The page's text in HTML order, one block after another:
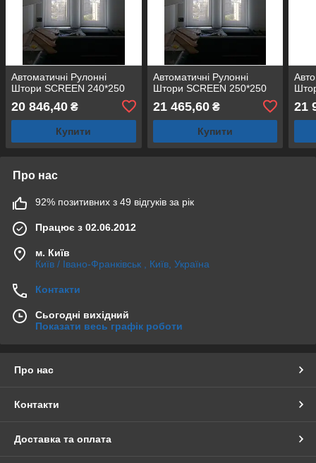
Автоматичні Рулонні
Штори SCREEN 240*250
20 846,40 ₴
Купити
Автоматичні Рулонні
Штори SCREEN 250*250
21 465,60₴
Купити
21
Про нас
92% позитивних з 49 відгуків за рік
Працює з 02.06.2012
м. Київ
Київ / Івано-Франківськ , Київ, Україна
Контакти
Сьогодні вихідний
Показати весь графік роботи
Про нас
Контакти
Доставка та оплата